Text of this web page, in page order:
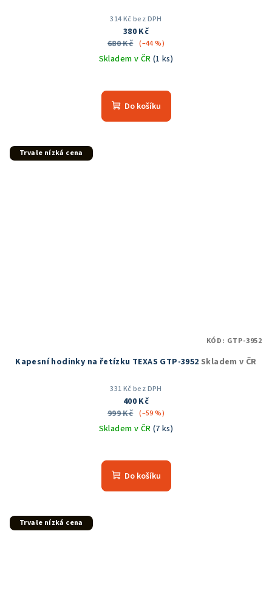
314 Kč bez DPH
380 Kč
680 Kč (–44 %)
Skladem v ČR (1 ks)
Do košíku
Trvale nízká cena
Kapesní hodinky na řetízku TEXAS GTP-3952 Skladem v ČR
331 Kč bez DPH
400 Kč
999 Kč (–59 %)
Skladem v ČR (7 ks)
hodnocení
produktu
Do košíku
KÓD: GTP-3952
Trvale nízká cena